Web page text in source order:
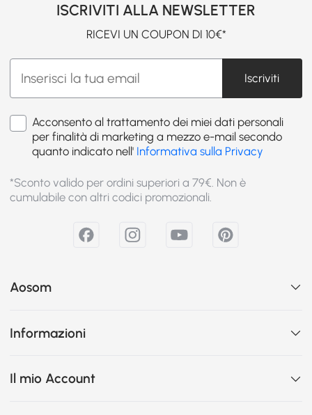
ISCRIVITI ALLA NEWSLETTER
RICEVI UN COUPON DI 10€*
Iscriviti
Acconsento al trattamento dei miei dati personali
per finalità di marketing a mezzo e-mail secondo
quanto indicato nell' Informativa sulla Privacy
*Sconto valido per ordini superiori a 79€. Non è
cumulabile con altri codici promozionali.
Aosom
Informazioni
Il mio Account